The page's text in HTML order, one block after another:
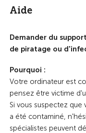
Aide
Demander du
de piratage ou
Pourquoi :
Votre ordinateur est
pensez être victime
Si vous suspectez
a été contaminé,
spécialistes peuvent